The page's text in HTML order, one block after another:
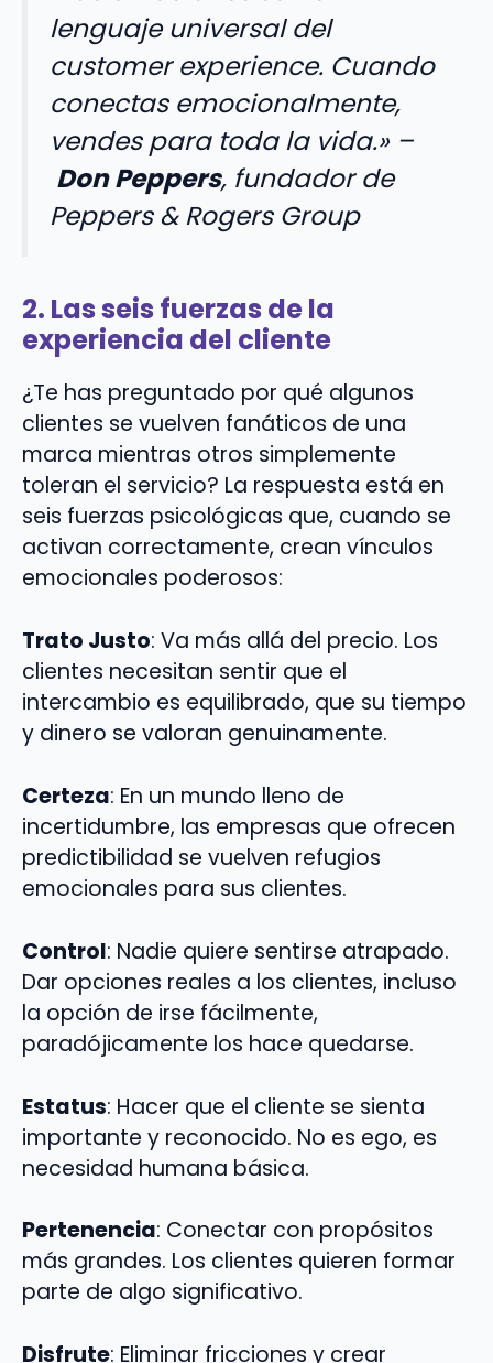
lenguaje universal del
customer experience. Cuando
conectas emocionalmente,
vendes para toda la vida.» –
Don Peppers, fundador de
Peppers & Rogers Group
2. Las seis fuerzas de la
experiencia del cliente
¿Te has preguntado por qué algunos
clientes se vuelven fanáticos de una
marca mientras otros simplemente
toleran el servicio? La respuesta está en
seis fuerzas psicológicas que, cuando se
activan correctamente, crean vínculos
emocionales poderosos:
Trato Justo: Va más allá del precio. Los
clientes necesitan sentir que el
intercambio es equilibrado, que su tiempo
y dinero se valoran genuinamente.
Certeza: En un mundo lleno de
incertidumbre, las empresas que ofrecen
predictibilidad se vuelven refugios
emocionales para sus clientes.
Control: Nadie quiere sentirse atrapado.
Dar opciones reales a los clientes, incluso
la opción de irse fácilmente,
paradójicamente los hace quedarse.
Estatus: Hacer que el cliente se sienta
importante y reconocido. No es ego, es
necesidad humana básica.
Pertenencia: Conectar con propósitos
más grandes. Los clientes quieren formar
parte de algo significativo.
Disfrute: Eliminar fricciones y crear